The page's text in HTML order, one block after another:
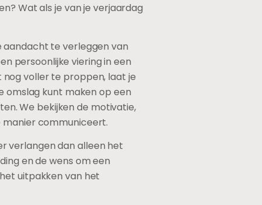
Wat als je van je verjaardag
aandacht te verleggen van
persoonlijke viering in een
nog voller te proppen, laat je
omslag kunt maken op een
We bekijken de motivatie,
manier communiceert.
verlangen dan alleen het
en de wens om een
uitpakken van het